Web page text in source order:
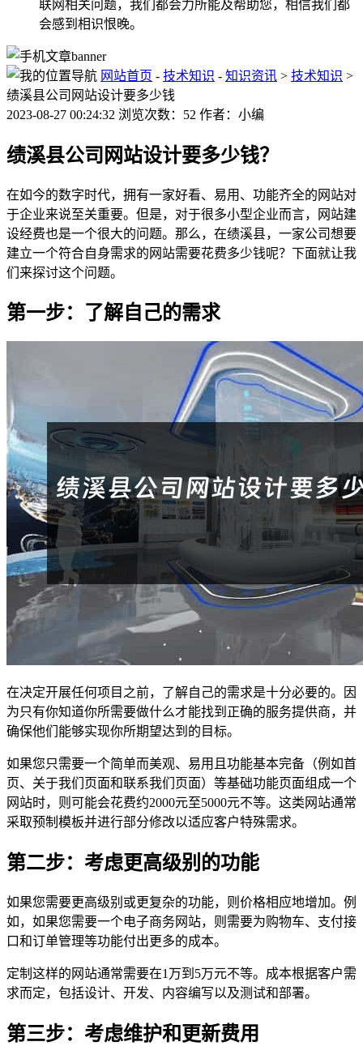
联网相关问题，我们都会力所能及帮助您，相信我们都
会感到相识恨晚。
网站首页 - 技术知识 - 知识资讯 > 技术知识 >
绩溪县公司网站设计要多少钱
2023-08-27 00:24:32 浏览次数：52 作者：小编
绩溪县公司网站设计要多少钱？
在如今的数字时代，拥有一家好看、易用、功能齐全的网站对
于企业来说至关重要。但是，对于很多小型企业而言，网站建
设经费也是一个很大的问题。那么，在绩溪县，一家公司想要
建立一个符合自身需求的网站需要花费多少钱呢？下面就让我
们来探讨这个问题。
第一步：了解自己的需求
在决定开展任何项目之前，了解自己的需求是十分必要的。因
为只有你知道你所需要做什么才能找到正确的服务提供商，并
确保他们能够实现你所期望达到的目标。
如果您只需要一个简单而美观、易用且功能基本完备（例如首
页、关于我们页面和联系我们页面）等基础功能页面组成一个
网站时，则可能会花费约2000元至5000元不等。这类网站通常
采取预制模板并进行部分修改以适应客户特殊需求。
第二步：考虑更高级别的功能
如果您需要更高级别或更复杂的功能，则价格相应地增加。例
如，如果您需要一个电子商务网站，则需要为购物车、支付接
口和订单管理等功能付出更多的成本。
定制这样的网站通常需要在1万到5万元不等。成本根据客户需
求而定，包括设计、开发、内容编写以及测试和部署。
第三步：考虑维护和更新费用